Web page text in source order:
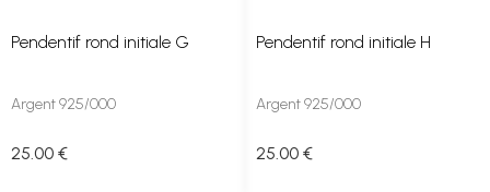
Pendentif rond initiale G
Argent 925/000
25 .00 €
Pendentif rond initiale H
Argent 925/000
25 .00 €